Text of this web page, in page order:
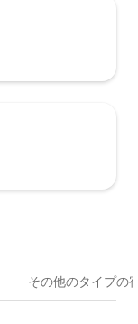
その他のタ⁠イ⁠プ⁠の